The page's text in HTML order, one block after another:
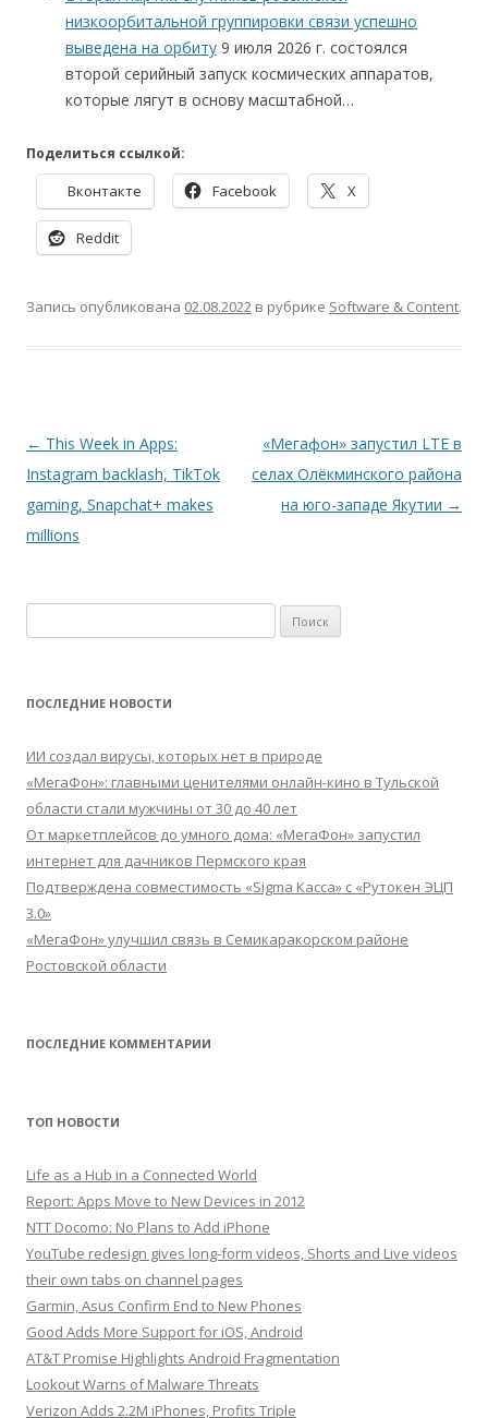
низкоорбитальной группировки связи успешно
выведена на орбиту 9 июля 2026 г. состоялся
второй серийный запуск космических аппаратов,
которые лягут в основу масштабной…
Поделиться ссылкой:
Вконтакте Facebook X
Reddit
Запись опубликована 02.08.2022 в рубрике Software & Content.
Навигация
по
записям
← This Week in Apps:
Instagram backlash, TikTok
gaming, Snapchat+ makes
millions
«Мегафон» запустил LTE в
селах Олёкминского района
на юго-западе Якутии →
ПОСЛЕДНИЕ НОВОСТИ
ИИ создал вирусы, которых нет в природе
«МегаФон»: главными ценителями онлайн-кино в Тульской
области стали мужчины от 30 до 40 лет
От маркетплейсов до умного дома: «МегаФон» запустил
интернет для дачников Пермского края
Подтверждена совместимость «Sigma Касса» с «Рутокен ЭЦП
3.0»
«МегаФон» улучшил связь в Семикаракорском районе
Ростовской области
ПОСЛЕДНИЕ КОММЕНТАРИИ
ТОП НОВОСТИ
Life as a Hub in a Connected World
Report: Apps Move to New Devices in 2012
NTT Docomo: No Plans to Add iPhone
YouTube redesign gives long-form videos, Shorts and Live videos
their own tabs on channel pages
Garmin, Asus Confirm End to New Phones
Good Adds More Support for iOS, Android
AT&T Promise Highlights Android Fragmentation
Lookout Warns of Malware Threats
Verizon Adds 2.2M iPhones, Profits Triple